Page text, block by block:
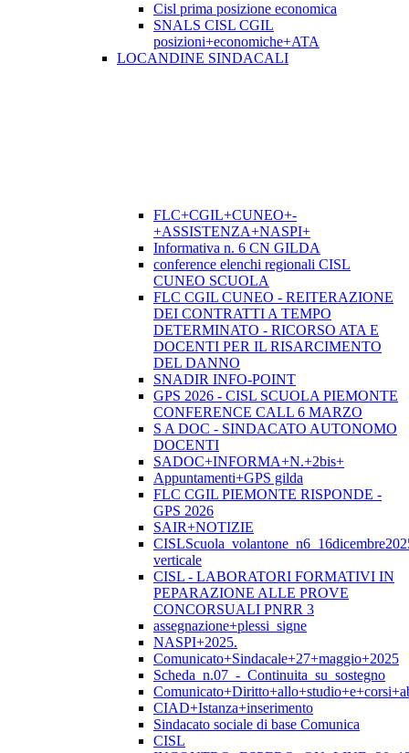
Cisl prima posizione economica
SNALS CISL CGIL
posizioni+economiche+ATA
LOCANDINE SINDACALI
FLC+CGIL+CUNEO+-
+ASSISTENZA+NASPI+
Informativa n. 6 CN GILDA
conference elenchi regionali CISL
CUNEO SCUOLA
FLC CGIL CUNEO - REITERAZIONE
DEI CONTRATTI A TEMPO
DETERMINATO - RICORSO ATA E
DOCENTI PER IL RISARCIMENTO
DEL DANNO
SNADIR INFO-POINT
GPS 2026 - CISL SCUOLA PIEMONTE
CONFERENCE CALL 6 MARZO
S A DOC - SINDACATO AUTONOMO
DOCENTI
SADOC+INFORMA+N.+2bis+
Appuntamenti+GPS gilda
FLC CGIL PIEMONTE RISPONDE -
GPS 2026
SAIR+NOTIZIE
verticale
CISL - LABORATORI FORMATIVI IN
PEPARAZIONE ALLE PROVE
CONCORSUALI PNRR 3
assegnazione+plessi_signe
NASPI+2025.
Comunicato+Sindacale+27+maggio+2025
Scheda_n.07_-_Continuita_su_sostegno
CIAD+Istanza+inserimento
Sindacato sociale di base Comunica
CISL